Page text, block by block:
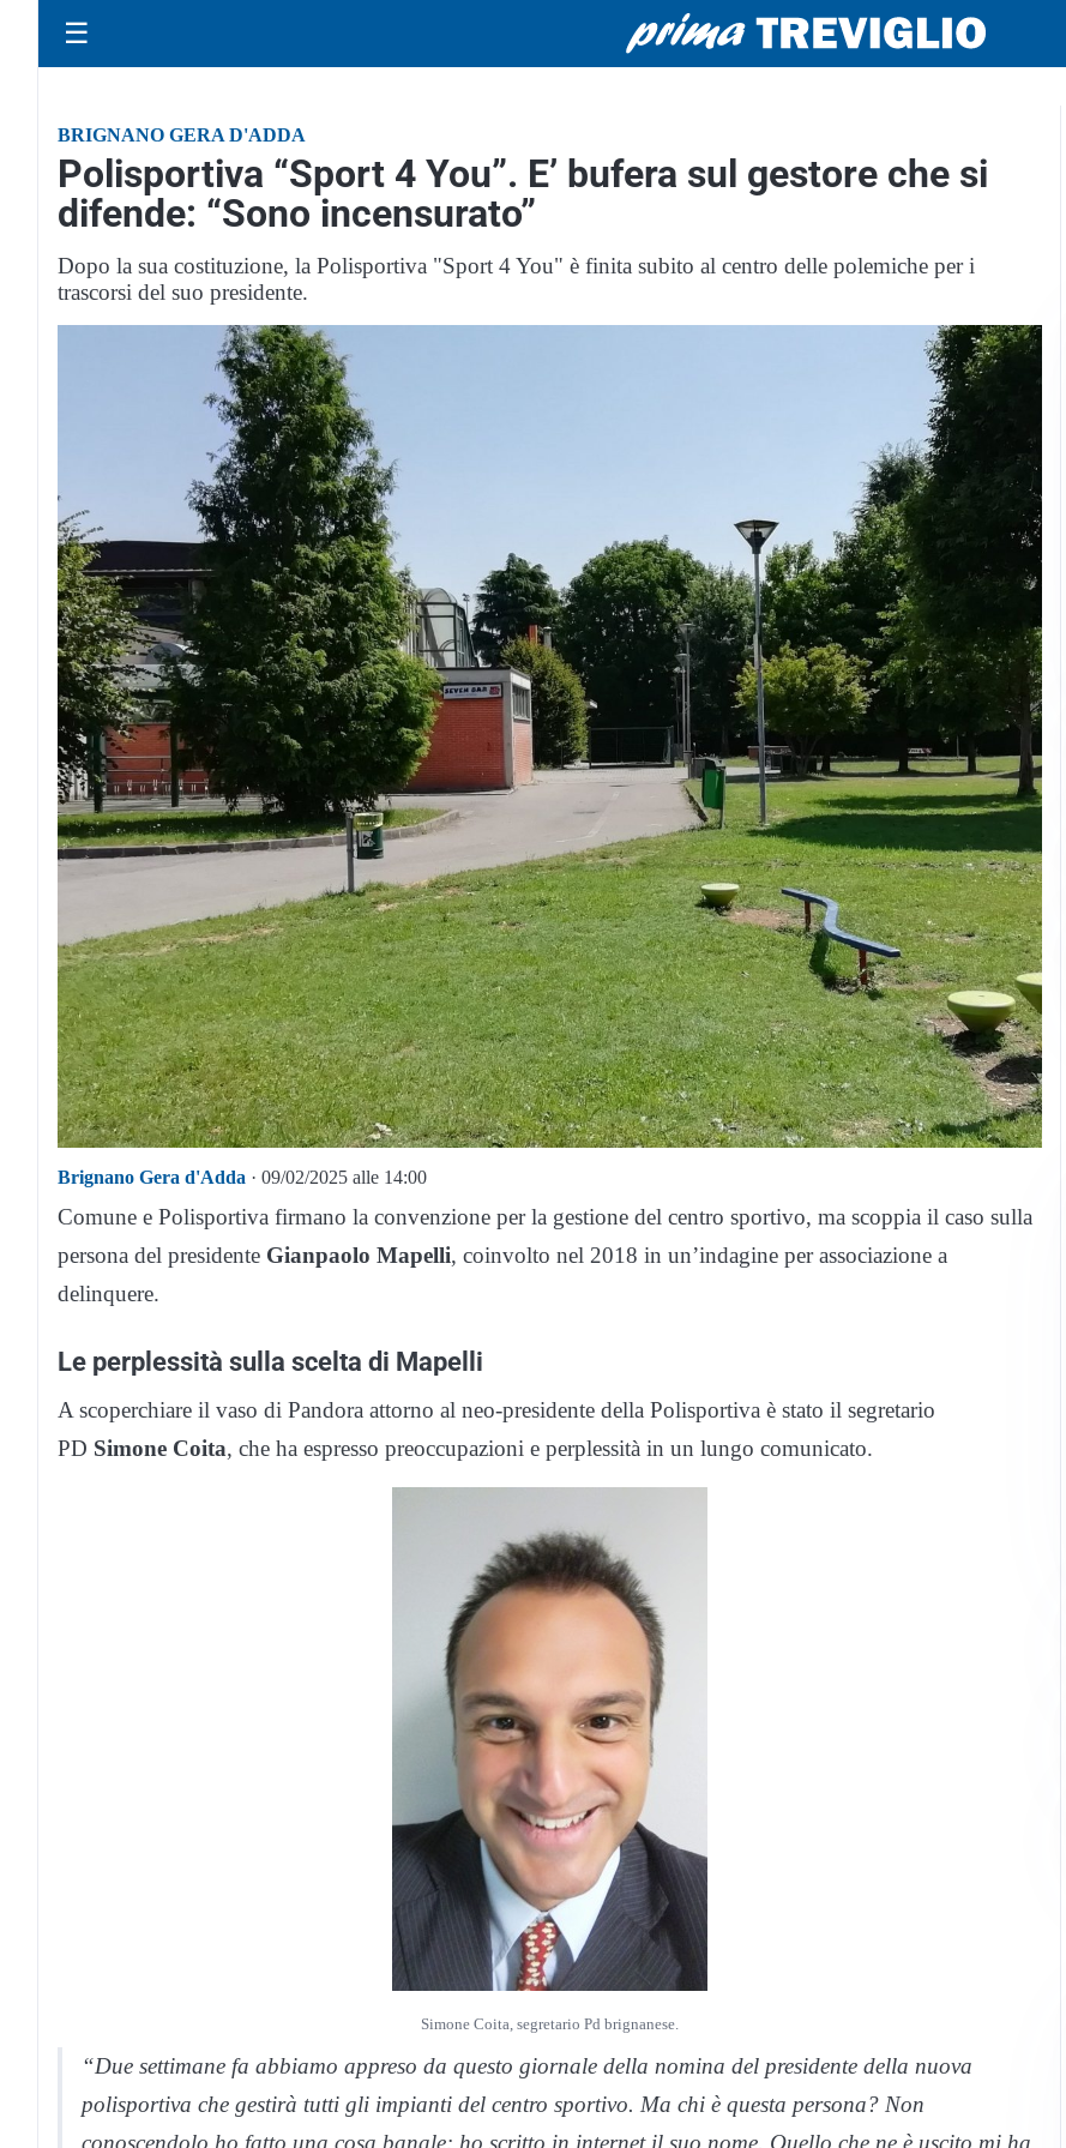
☰
BRIGNANO GERA D'ADDA
Polisportiva “Sport 4 You”. E’ bufera sul gestore che si
difende: “Sono incensurato”
Dopo la sua costituzione, la Polisportiva "Sport 4 You" è finita subito al centro delle polemiche per i
trascorsi del suo presidente.
Brignano Gera d'Adda · 09/02/2025 alle 14:00
Comune e Polisportiva firmano la convenzione per la gestione del centro sportivo, ma scoppia il caso sulla
persona del presidente Gianpaolo Mapelli, coinvolto nel 2018 in un’indagine per associazione a
delinquere.
Le perplessità sulla scelta di Mapelli
A scoperchiare il vaso di Pandora attorno al neo-presidente della Polisportiva è stato il segretario
PD Simone Coita, che ha espresso preoccupazioni e perplessità in un lungo comunicato.
Simone Coita, segretario Pd brignanese.
“Due settimane fa abbiamo appreso da questo giornale della nomina del presidente della nuova
polisportiva che gestirà tutti gli impianti del centro sportivo. Ma chi è questa persona? Non
conoscendolo ho fatto una cosa banale: ho scritto in internet il suo nome. Quello che ne è uscito mi ha